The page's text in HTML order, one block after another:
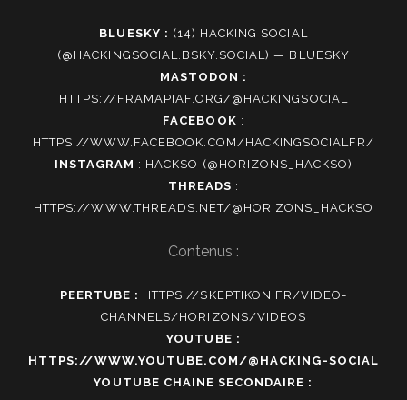
BLUESKY : (14) HACKING SOCIAL
(@HACKINGSOCIAL.BSKY.SOCIAL) — BLUESKY
MASTODON :
HTTPS://FRAMAPIAF.ORG/@HACKINGSOCIAL
FACEBOOK :
HTTPS://WWW.FACEBOOK.COM/HACKINGSOCIALFR/
INSTAGRAM : HACKSO (@HORIZONS_HACKSO)
THREADS :
HTTPS://WWW.THREADS.NET/@HORIZONS_HACKSO
Contenus :
PEERTUBE : HTTPS://SKEPTIKON.FR/VIDEO-
CHANNELS/HORIZONS/VIDEOS
YOUTUBE :
HTTPS://WWW.YOUTUBE.COM/@HACKING-SOCIAL
YOUTUBE CHAINE SECONDAIRE :